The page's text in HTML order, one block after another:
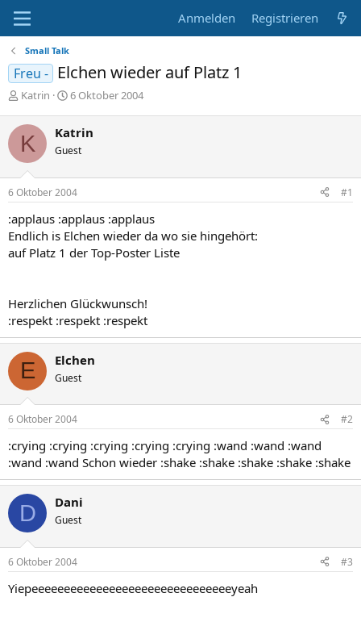
Anmelden Registrieren
Small Talk
Freu - Elchen wieder auf Platz 1
E
s
t
e
l
l
e
Katrin
E
t
e
l
t
m
6 Oktober 2004
K Katrin
Guest
6 Oktober 2004 #1
:applaus :applaus :applaus
Endlich is Elchen wieder da wo sie hingehört:
auf Platz 1 der Top-Poster Liste
Herzlichen Glückwunsch!
:respekt :respekt :respekt
E Elchen
Guest
6 Oktober 2004 #2
:crying :crying :crying :crying :crying :wand :wand :wand
:wand :wand Schon wieder :shake :shake :shake :shake :shake
D Dani
Guest
6 Oktober 2004 #3
Yiepeeeeeeeeeeeeeeeeeeeeeeeeeeeeeeeyeah